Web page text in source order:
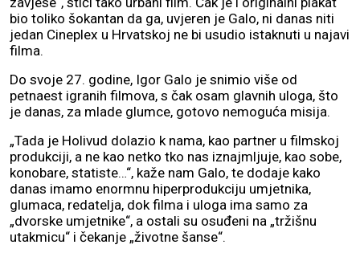
bio toliko šokantan da ga, uvjeren je Galo, ni danas niti
jedan Cineplex u Hrvatskoj ne bi usudio istaknuti u najavi
filma.
Do svoje 27. godine, Igor Galo je snimio više od
petnaest igranih filmova, s čak osam glavnih uloga, što
je danas, za mlade glumce, gotovo nemoguća misija.
„Tada je Holivud dolazio k nama, kao partner u filmskoj
produkciji, a ne kao netko tko nas iznajmljuje, kao sobe,
konobare, statiste…“, kaže nam Galo, te dodaje kako
danas imamo enormnu hiperprodukciju umjetnika,
glumaca, redatelja, dok filma i uloga ima samo za
„dvorske umjetnike“, a ostali su osuđeni na „tržišnu
utakmicu“ i čekanje „životne šanse“.